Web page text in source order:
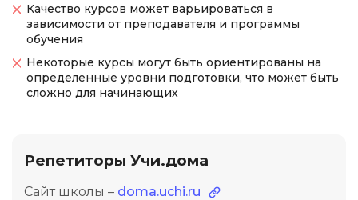
Качество курсов может варьироваться в
зависимости от преподавателя и программы
обучения
Некоторые курсы могут быть ориентированы на
определенные уровни подготовки, что может быть
сложно для начинающих
Репетиторы Учи.дома
Сайт школы – doma.uchi.ru